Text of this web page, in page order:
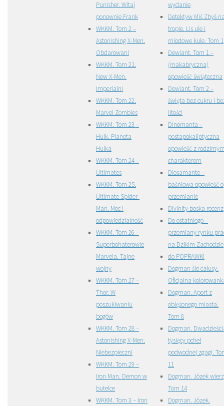
Punisher. Witaj
ponownie Frank
WKKM. Tom 2 –
Astonishing X-Men.
Obdarowani
WKKM. Tom 21.
New X-Men.
Imperialni
WKKM. Tom 22.
Marvel Zombies
WKKM. Tom 23 –
Hulk. Planeta
Hulka
WKKM. Tom 24 –
Ultimates
WKKM. Tom 25.
Ultimate Spider-
Man. Moc i
odpowiedzialność
WKKM. Tom 26 –
Superbohaterowie
Marvela. Tajne
wojny
WKKM. Tom 27 –
Thor. W
poszukiwaniu
bogów
WKKM. Tom 28 –
Astonishing X-Men.
Niebezpieczni
WKKM. Tom 29 –
Iron Man. Demon w
butelce
WKKM. Tom 3 – Iron
wydanie
Detektyw Miś Zbyś
tropie. Lis ule i
miodowe kule. Tom 1
Dewiant. Tom 1 –
(makabryczna)
opowieść świąteczna
Dewiant. Tom 2 –
święta bez cukru i
litości
Dinomanta –
postapokaliptyczna
opowieść z
charakterem
Diosamante –
baśniowa opowieść o
przemianie
Divinity boska
Do ostatniego –
przemiany rynku
na Dzikim Zachodzie
do POPRAWKI
Dogman śle całusy.
Oficjalna
Dogman. Aport z
oblężonego miasta.
Tom 8
Dogman.
tysięcy pcheł
podwodnej zgagi.
11
Dogman. Józek
Tom 14
Dogman. Józek.